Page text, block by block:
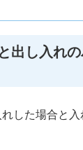
出し入れ
した場合と